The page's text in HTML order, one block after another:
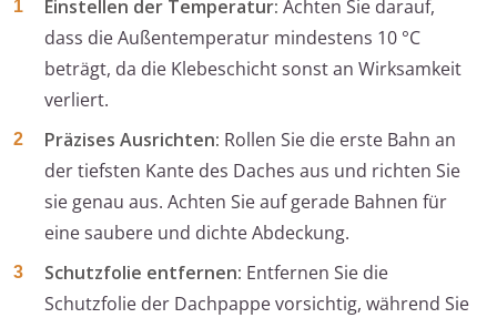
Einstellen der Temperatur: Achten Sie darauf,
dass die Außentemperatur mindestens 10 °C
beträgt, da die Klebeschicht sonst an Wirksamkeit
verliert.
Präzises Ausrichten: Rollen Sie die erste Bahn an
der tiefsten Kante des Daches aus und richten Sie
sie genau aus. Achten Sie auf gerade Bahnen für
eine saubere und dichte Abdeckung.
Schutzfolie entfernen: Entfernen Sie die
Schutzfolie der Dachpappe vorsichtig, während Sie